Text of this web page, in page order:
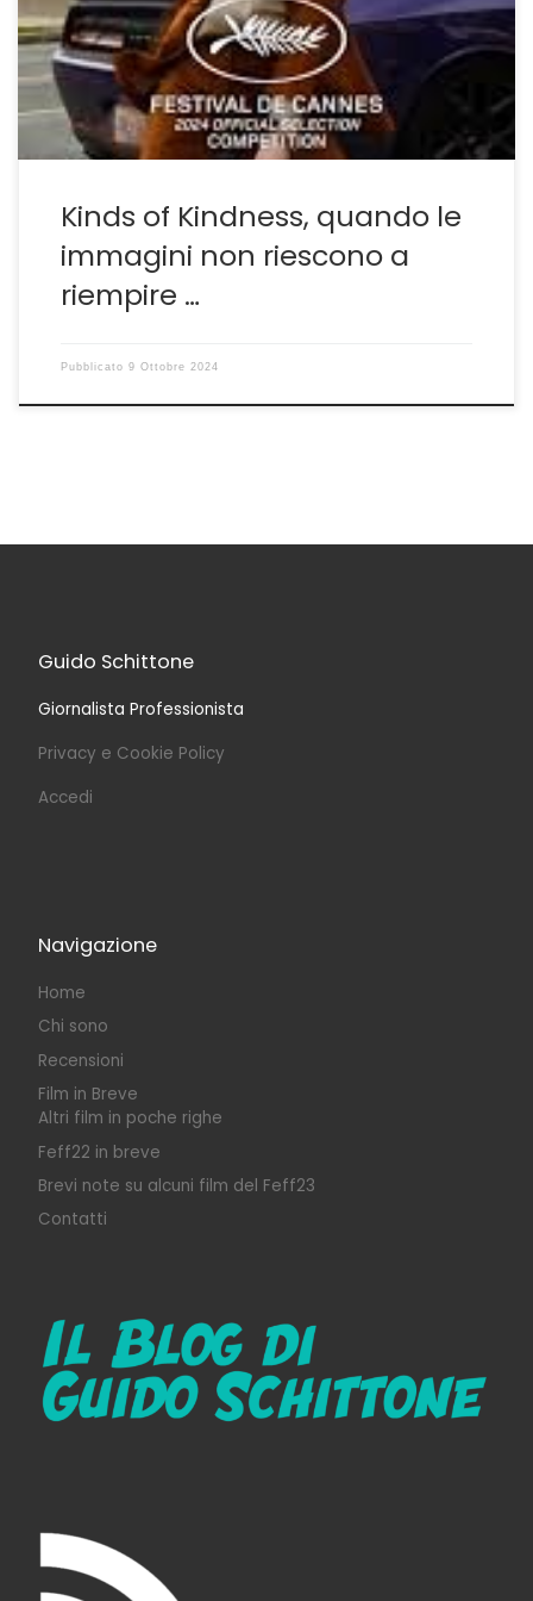
ha permesso al bravissimo Jesse Plemons di
aggiudicarsi il premio come migliore attore
protagonista. Ma se si eccettua l’evidente prova
maiuscola offerta dal […]
Kinds of Kindness, quando le
immagini non riescono a
riempire …
Pubblicato 9 Ottobre 2024
Guido Schittone
Giornalista Professionista
Privacy e Cookie Policy
Accedi
Navigazione
Home
Chi sono
Recensioni
Film in Breve
Altri film in poche righe
Feff22 in breve
Brevi note su alcuni film del Feff23
Contatti